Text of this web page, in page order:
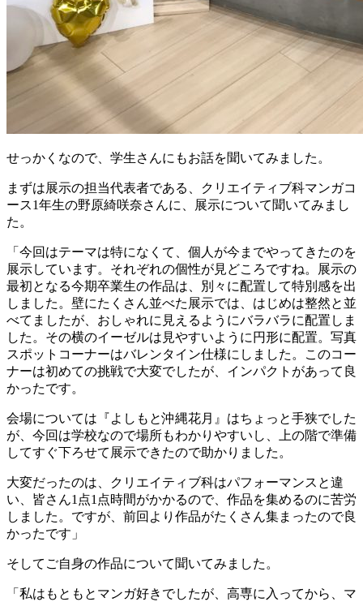
せっかくなので、学生さんにもお話を聞いてみました。
まずは展示の担当代表者である、クリエイティブ科マンガコ
ース1年生の野原綺咲奈さんに、展示について聞いてみまし
た。
「今回はテーマは特になくて、個人が今までやってきたのを
展示しています。それぞれの個性が見どころですね。展示の
最初となる今期卒業生の作品は、別々に配置して特別感を出
しました。壁にたくさん並べた展示では、はじめは整然と並
べてましたが、おしゃれに見えるようにバラバラに配置しま
した。その横のイーゼルは見やすいように円形に配置。写真
スポットコーナーはバレンタイン仕様にしました。このコー
ナーは初めての挑戦で大変でしたが、インパクトがあって良
かったです。
会場については『よしもと沖縄花月』はちょっと手狭でした
が、今回は学校なので場所もわかりやすいし、上の階で準備
してすぐ下ろせて展示できたので助かりました。
大変だったのは、クリエイティブ科はパフォーマンスと違
い、皆さん1点1点時間がかかるので、作品を集めるのに苦労
しました。ですが、前回より作品がたくさん集まったので良
かったです」
そしてご自身の作品について聞いてみました。
「私はもともとマンガ好きでしたが、高専に入ってから、マ